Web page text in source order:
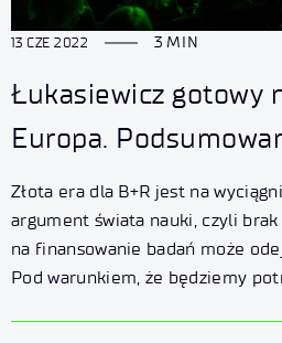
13 CZE 2022 3 MIN
Łukasiewicz gotowy
Europa. Podsumowanie
najważniejszego
w Polsce w 2022
Złota era dla B+R jest na
argument świata nauki, czyli
na finansowanie badań może
Pod warunkiem, że będziemy